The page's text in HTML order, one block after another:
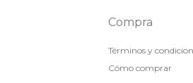
Compra
Términos y
Cómo comprar